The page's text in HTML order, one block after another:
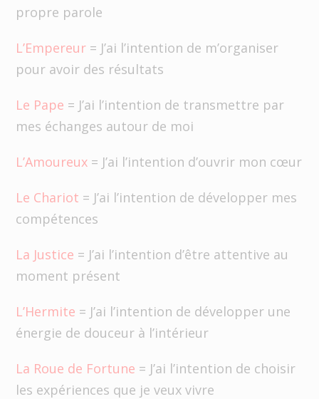
propre parole
L’Empereur = J’ai l’intention de m’organiser
pour avoir des résultats
Le Pape = J’ai l’intention de transmettre par
mes échanges autour de moi
L’Amoureux = J’ai l’intention d’ouvrir mon cœur
Le Chariot = J’ai l’intention de développer mes
compétences
La Justice = J’ai l’intention d’être attentive au
moment présent
L’Hermite = J’ai l’intention de développer une
énergie de douceur à l’intérieur
La Roue de Fortune = J’ai l’intention de choisir
les expériences que je veux vivre